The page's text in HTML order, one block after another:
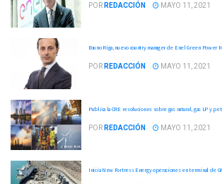
POR REDACCIÓN MAYO 11, 2021
Bruno Riga, nuevo country manager de Enel Green Power
POR REDACCIÓN MAYO 11, 2021
Publica la CRE resoluciones sobre gas natural, gas LP y
POR REDACCIÓN MAYO 11, 2021
Inicia New Fortress Energy operaciones en terminal de